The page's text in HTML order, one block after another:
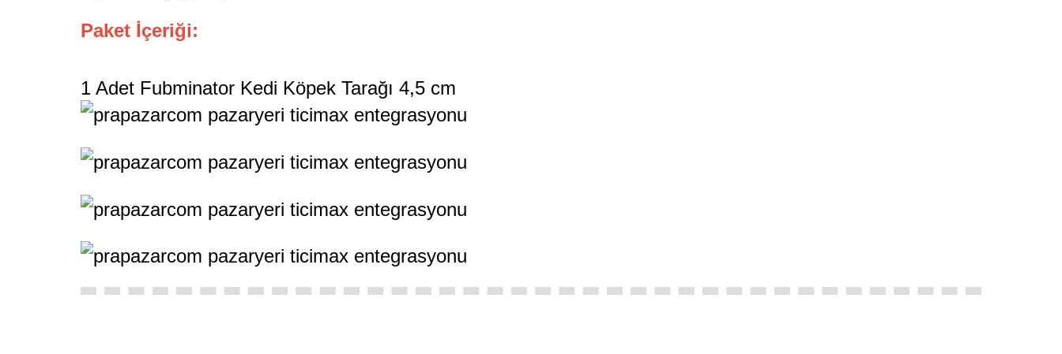
Paket İçeriği:
1 Adet Fubminator Kedi Köpek Tarağı 4,5 cm